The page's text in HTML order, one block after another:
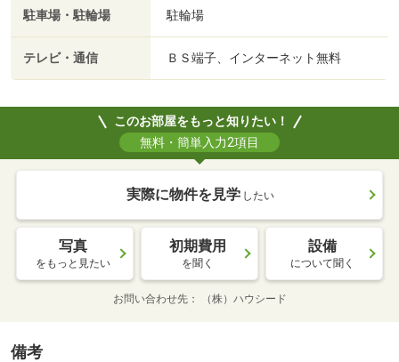
駐車場・駐輪場 駐輪場
テレビ・通信 ＢＳ端子、インターネット無料
このお部屋をもっと知りたい！
無料・簡単入力2項目
実際に物件を見学 したい
写真
をもっと見たい
初期費用
を聞く
設備
について聞く
お問い合わせ先 （株）ハウシード
備考